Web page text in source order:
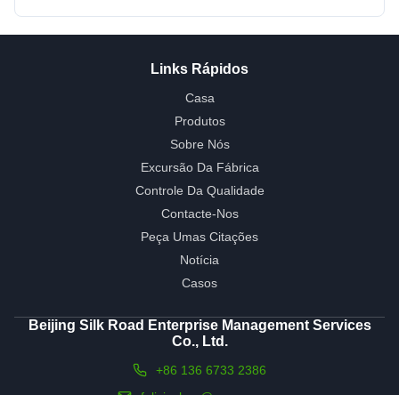
Links Rápidos
Casa
Produtos
Sobre Nós
Excursão Da Fábrica
Controle Da Qualidade
Contacte-Nos
Peça Umas Citações
Notícia
Casos
Beijing Silk Road Enterprise Management Services
Co., Ltd.
+86 136 6733 2386